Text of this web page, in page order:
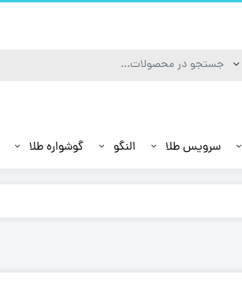
سرویس طلا النگو گوشواره طلا